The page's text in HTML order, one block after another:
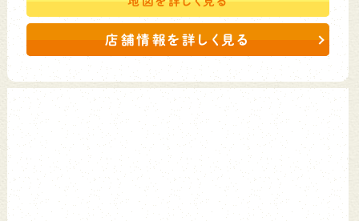
店舗情報を詳しく見る